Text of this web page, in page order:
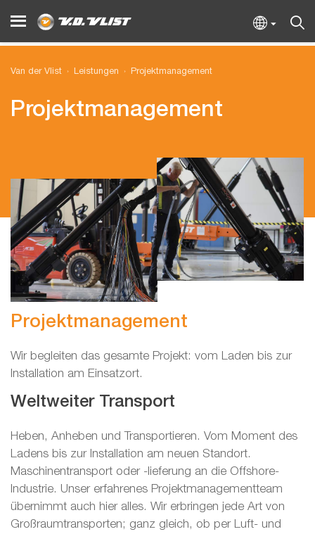
Van der Vlist Leistungen Projektmanagement
Projektmanagement
Projektmanagement
Wir begleiten das gesamte Projekt: vom Laden bis zur
Installation am Einsatzort.
Weltweiter Transport
Heben, Anheben und Transportieren. Vom Moment des
Ladens bis zur Installation am neuen Standort.
Maschinentransport oder -lieferung an die Offshore-
Industrie. Unser erfahrenes Projektmanagementteam
übernimmt auch hier alles. Wir erbringen jede Art von
Großraumtransporten; ganz gleich, ob per Luft- und